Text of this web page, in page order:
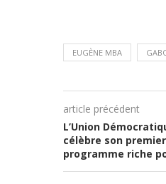
EUGÈNE MBA
article précédent
L’Union
célèbre son
programme riche